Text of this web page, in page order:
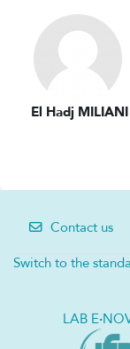
El Hadj MILIANI
Contact us
Switch to the
LAB E·